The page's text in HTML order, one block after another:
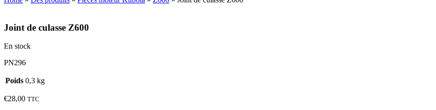
Joint de culasse Z600
En stock
PN296
Poids 0,3 kg
€28,00 TTC